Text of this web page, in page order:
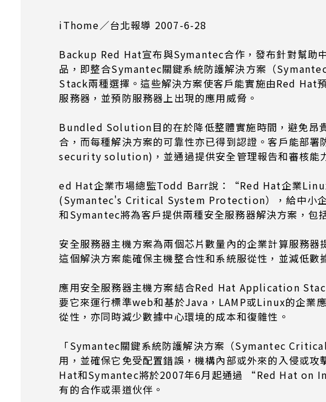
iThome／台北報導 2007-6-28
Backup Red Hat宣布與Symantec合作，發布針對幫助
品，即整合Symantec關鍵系統防護解決方案（
Stack兩種選擇。這些解決方案使客戶能實施由Red Hat
服務器，並預防服務器上出現的應用威脅。
Bundled Solution目的在於降低整體實施時間，避免昂
合，而每種解決方案的可靠性亦已得到認證。客戶能部
security solution)，並通過提供安全管理報告和審核能
ed Hat企業市場總監Todd Barr說：“Red Hat企業
(Symantec's Critical System Protection），給中小
和Symantec將為客戶提供兩種安全服務器解決方案，包
安全服務器主機方案為兩個芯片數量內的企業計算服務
這個解決方案能確保主機整合性和系統服從性，並減低數
應用安全服務器主機方案結合Red Hat Application
要它來運行標準web和基於Java，LAMP或Linux的企業
從性，亦同時減少數據中心環境的成本和復雜性。
「Symantec關鍵系統防護解決方案（Symantec
用，並確保它免受配置錯誤，機構內部或外來的入侵
Hat和Symantec將於2007年6月起通過 “Red Hat on
有的合作或渠道伙伴。